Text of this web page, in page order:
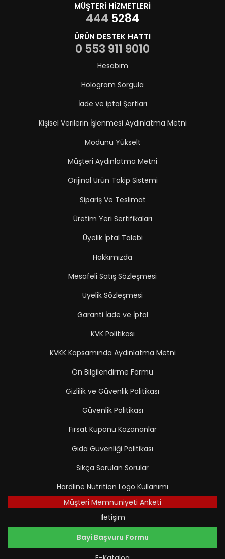
MÜŞTERİ HİZMETLERİ
444 5284
ÜRÜN DESTEK HATTI
0 553 911 9010
Hesabım
Hologram Sorgula
İade ve iptal Şartları
Kişisel Verilerin İşlenmesi Aydınlatma Metni
Modunu Yükselt
Müşteri Aydınlatma Metni
Orijinal Ürün Takip Sistemi
Sipariş Ve Teslimat
Üretim Yeri Sertifikaları
Üyelik İptal Talebi
Hakkımızda
Mesafeli Satış Sözleşmesi
Üyelik Sözleşmesi
Garanti İade ve İptal
KVK Politikası
KVKK Kapsamında Aydınlatma Metni
Ön Bilgilendirme Formu
Gizlilik ve Güvenlik Politikası
Güvenlik Politikası
Fırsat Kuponu Kazananlar
Gıda Güvenliği Politikası
Sıkça Sorulan Sorular
Hardline Nutrition Logo Kullanımı
Müşteri Memnuniyeti Anketi
İletişim
Bayi Başvuru Formu